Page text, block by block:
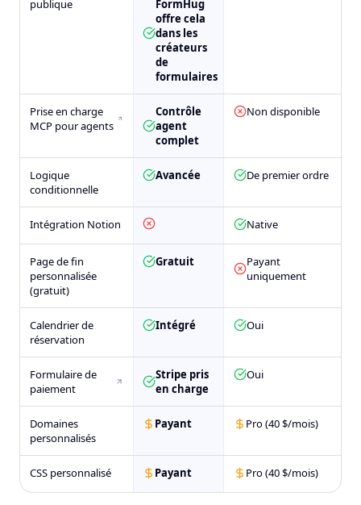
publique
FormHug
offre cela
dans les
créateurs
de
formulaires
Prise en charge
MCP pour agents
Contrôle
agent
complet
Non disponible
Logique
conditionnelle
Avancée De premier ordre
Intégration Notion Native
Page de fin
personnalisée
(gratuit)
Gratuit
Payant
uniquement
Calendrier de
réservation
Intégré Oui
Formulaire de
paiement
Stripe pris
en charge
Oui
Domaines
personnalisés
Payant Pro (40 $/mois)
CSS personnalisé Payant Pro (40 $/mois)